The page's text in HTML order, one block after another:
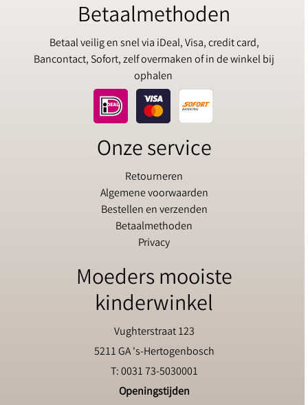
Betaalmethoden
Betaal veilig en snel via iDeal, Visa, credit card,
Bancontact, Sofort, zelf overmaken of in de winkel bij
ophalen
Onze service
Retourneren
Algemene voorwaarden
Bestellen en verzenden
Betaalmethoden
Privacy
Moeders mooiste
kinderwinkel
Vughterstraat 123
5211 GA 's-Hertogenbosch
T: 0031 73-5030001
Openingstijden